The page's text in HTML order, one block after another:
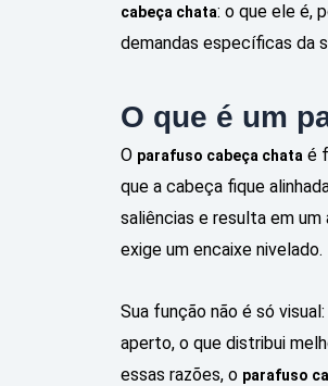
cabeça chata: o que ele é,
demandas específicas da
O que é um
O parafuso cabeça chata é
que a cabeça fique
saliências e resulta em
exige um encaixe nivelado.
Sua função não é só
aperto, o que distribui
essas razões, o parafuso